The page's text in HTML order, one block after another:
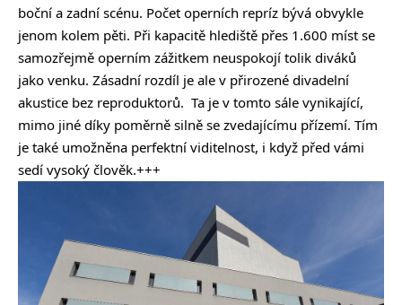
boční a zadní scénu. Počet operních repríz bývá obvykle
jenom kolem pěti. Při kapacitě hlediště přes 1.600 míst se
samozřejmě operním zážitkem neuspokojí tolik diváků
jako venku. Zásadní rozdíl je ale v přirozené divadelní
akustice bez reproduktorů. Ta je v tomto sále vynikající,
mimo jiné díky poměrně silně se zvedajícímu přízemí. Tím
je také umožněna perfektní viditelnost, i když před vámi
sedí vysoký člověk.+++